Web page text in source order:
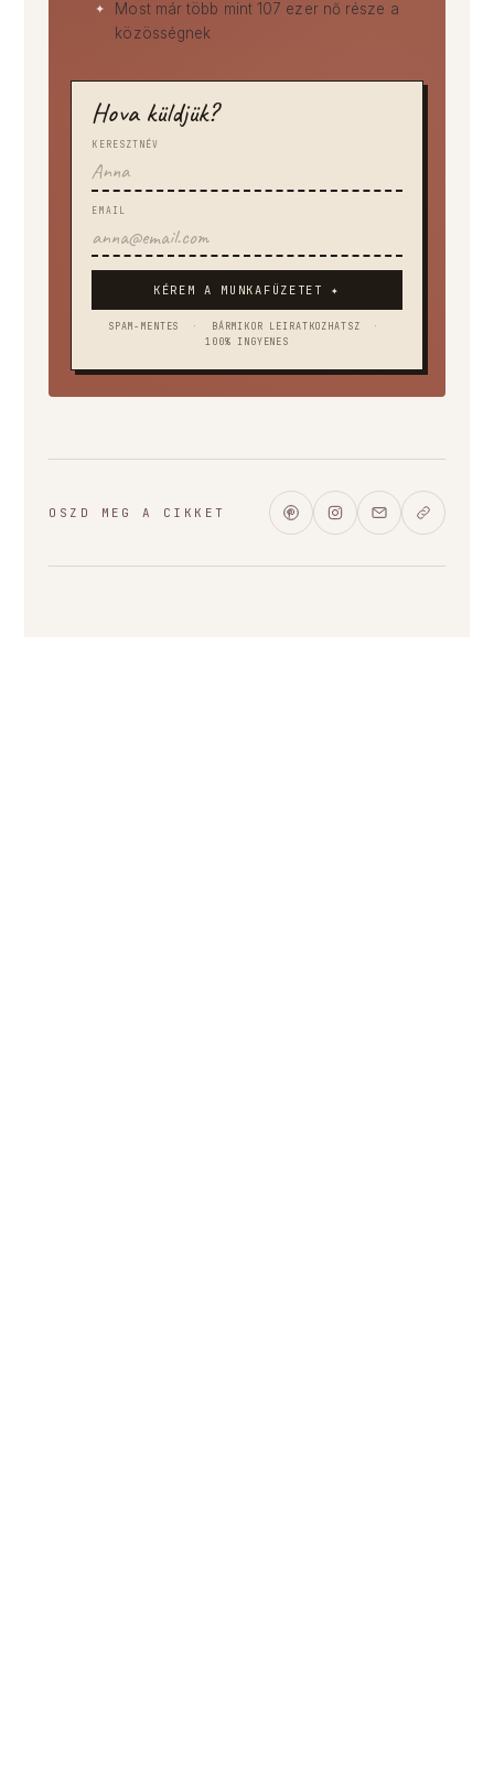
Most már több mint 107 ezer nő része a
közösségnek
Hova küldjük?
KERESZTNÉV
EMAIL
KÉREM A MUNKAFÜZETET ✦
SPAM-MENTES · BÁRMIKOR LEIRATKOZHATSZ
·
100% INGYENES
OSZD MEG A CIKKET